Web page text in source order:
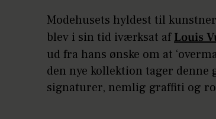
Modehusets hyldest til
blev i sin tid iværksat afLouis
ud fra hans ønske om at
den nye kollektion tager denne
signaturer, nemlig graffiti og